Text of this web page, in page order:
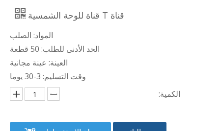
قناة T قناة للوحة الشمسية
المواد: الصلب
الحد الأدنى للطلب: 50 قطعة
العينة: عينة مجانية
وقت التسليم: 3-30 يوما
الكمية: